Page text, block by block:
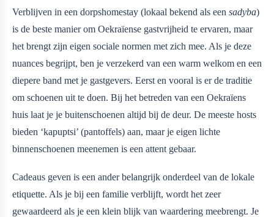
Verblijven in een dorpshomestay (lokaal bekend als een sadyba)
is de beste manier om Oekraïense gastvrijheid te ervaren, maar
het brengt zijn eigen sociale normen met zich mee. Als je deze
nuances begrijpt, ben je verzekerd van een warm welkom en een
diepere band met je gastgevers. Eerst en vooral is er de traditie
om schoenen uit te doen. Bij het betreden van een Oekraïens
huis laat je je buitenschoenen altijd bij de deur. De meeste hosts
bieden ‘kapuptsi’ (pantoffels) aan, maar je eigen lichte
binnenschoenen meenemen is een attent gebaar.
Cadeaus geven is een ander belangrijk onderdeel van de lokale
etiquette. Als je bij een familie verblijft, wordt het zeer
gewaardeerd als je een klein blijk van waardering meebrengt. Je